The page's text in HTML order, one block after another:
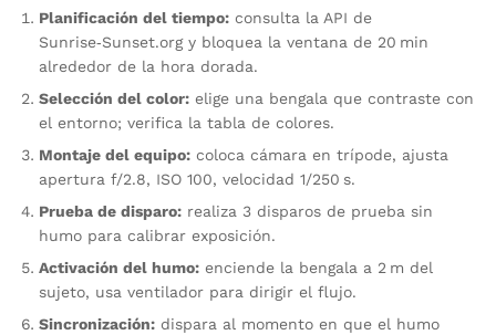
Planificación del tiempo: consulta la API de
Sunrise‑Sunset.org y bloquea la ventana de 20 min
alrededor de la hora dorada.
Selección del color: elige una bengala que contraste con
el entorno; verifica la tabla de colores.
Montaje del equipo: coloca cámara en trípode, ajusta
apertura f/2.8, ISO 100, velocidad 1/250 s.
Prueba de disparo: realiza 3 disparos de prueba sin
humo para calibrar exposición.
Activación del humo: enciende la bengala a 2 m del
sujeto, usa ventilador para dirigir el flujo.
Sincronización: dispara al momento en que el humo